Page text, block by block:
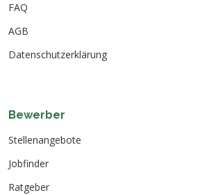
FAQ
AGB
Datenschutzerklärung
Bewerber
Stellenangebote
Jobfinder
Ratgeber